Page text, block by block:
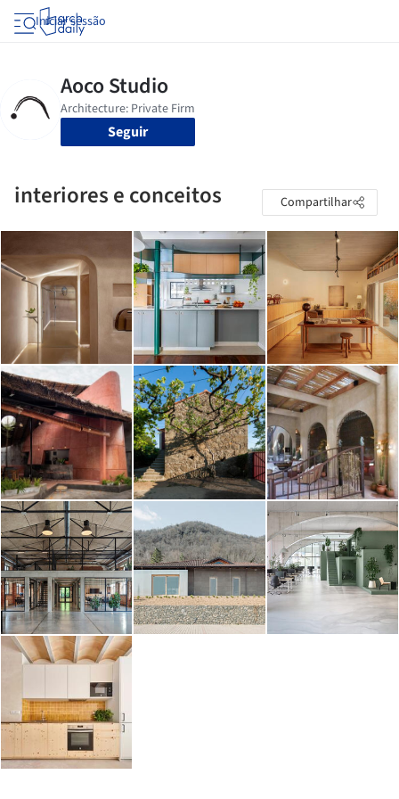
Iniciar sessão
Seguir
interiores e conceitos Compartilhar